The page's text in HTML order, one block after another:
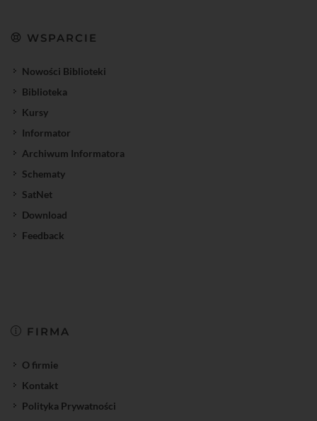
WSPARCIE
Nowości Biblioteki
Biblioteka
Kursy
Informator
Archiwum Informatora
Schematy
SatNet
Download
Feedback
FIRMA
O firmie
Kontakt
Polityka Prywatności